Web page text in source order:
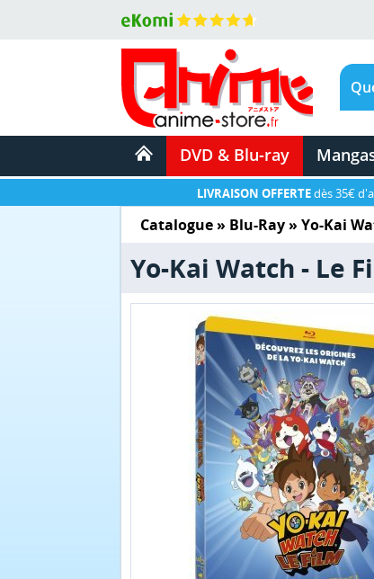
DVD & Blu-ray
LIVRAISON OFFERTEdès 35€
Catalogue» Blu-Ray» Yo-Kai
Yo-Kai Watch - Le